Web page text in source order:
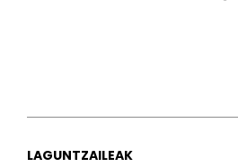
LAGUNTZAILEAK